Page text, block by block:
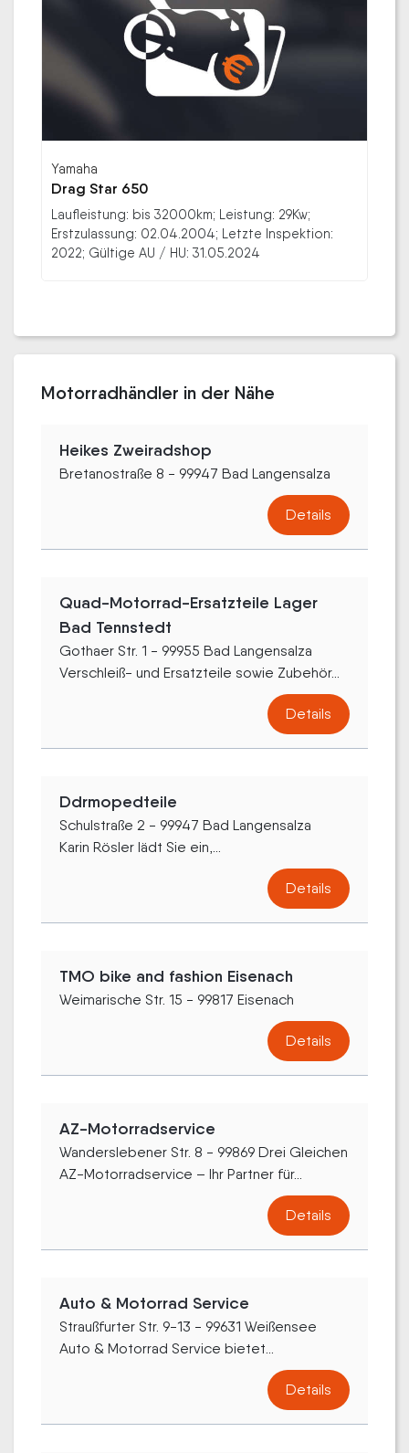
Yamaha
Drag Star 650
Laufleistung: bis 32000km; Leistung: 29Kw;
Erstzulassung: 02.04.2004; Letzte Inspektion:
2022; Gültige AU / HU: 31.05.2024
Motorradhändler in der Nähe
Heikes Zweiradshop
Bretanostraße 8 - 99947 Bad Langensalza
Details
Quad-Motorrad-Ersatzteile Lager
Bad Tennstedt
Gothaer Str. 1 - 99955 Bad Langensalza
Verschleiß- und Ersatzteile sowie Zubehör...
Details
Ddrmopedteile
Schulstraße 2 - 99947 Bad Langensalza
Karin Rösler lädt Sie ein,...
Details
TMO bike and fashion Eisenach
Weimarische Str. 15 - 99817 Eisenach
Details
AZ-Motorradservice
Wanderslebener Str. 8 - 99869 Drei Gleichen
AZ-Motorradservice – Ihr Partner für...
Details
Auto & Motorrad Service
Straußfurter Str. 9-13 - 99631 Weißensee
Auto & Motorrad Service bietet...
Details